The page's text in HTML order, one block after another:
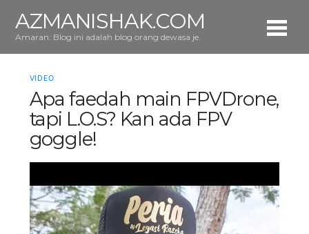
AZMANISHAK.COM
Amaran: Blog ini adalah blog orang dewasa je.
VIDEO
Apa faedah main FPVDrone,
tapi L.O.S? Kan ada FPV
goggle!